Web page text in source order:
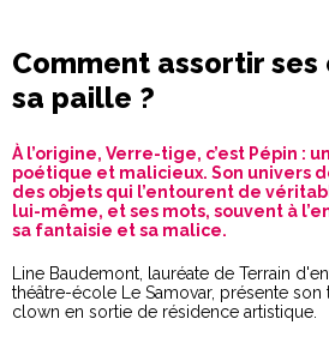
Comment assortir
sa paille ?
À l’origine, Verre-tige, c’est Pépin :
poétique et malicieux. Son univers
des objets qui l’entourent de
lui-même, et ses mots, souvent à
sa fantaisie et sa malice.
Line Baudemont, lauréate de Terrain
théâtre-école Le Samovar, présente
clown en sortie de résidence artistique.